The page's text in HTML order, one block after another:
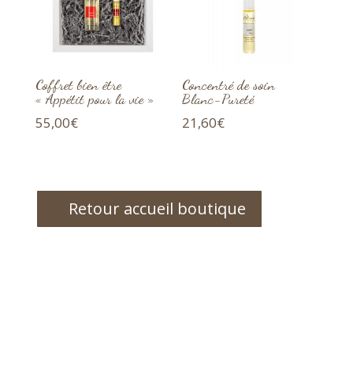
Coffret bien être
« Appétit pour la vie »
55,00€
Concentré de soin
Blanc-Pureté
21,60€
Retour accueil boutique